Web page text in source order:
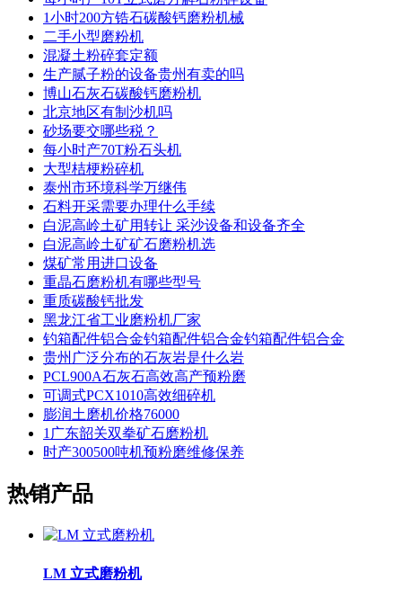
1小时200方锆石碳酸钙磨粉机械
二手小型磨粉机
混凝土粉碎套定额
生产腻子粉的设备贵州有卖的吗
博山石灰石碳酸钙磨粉机
北京地区有制沙机吗
砂场要交哪些税？
每小时产70T粉石头机
大型桔梗粉碎机
泰州市环境科学万继伟
石料开采需要办理什么手续
白泥高岭土矿用转让 采沙设备和设备齐全
白泥高岭土矿矿石磨粉机选
煤矿常用进口设备
重晶石磨粉机有哪些型号
重质碳酸钙批发
黑龙江省工业磨粉机厂家
钓箱配件铝合金钓箱配件铝合金钓箱配件铝合金
贵州广泛分布的石灰岩是什么岩
PCL900A石灰石高效高产预粉磨
可调式PCX1010高效细碎机
膨润土磨机价格76000
1广东韶关双拳矿石磨粉机
时产300500吨机预粉磨维修保养
热销产品
LM 立式磨粉机